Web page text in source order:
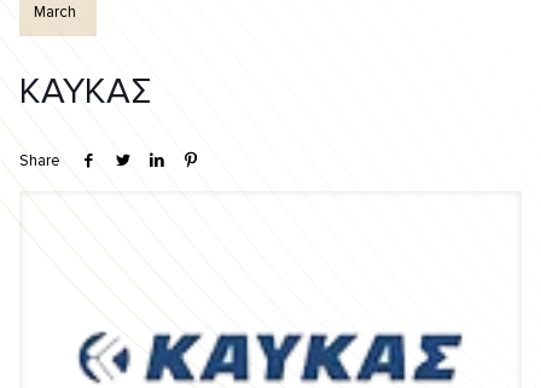
March
ΚΑΥΚΑΣ
Share